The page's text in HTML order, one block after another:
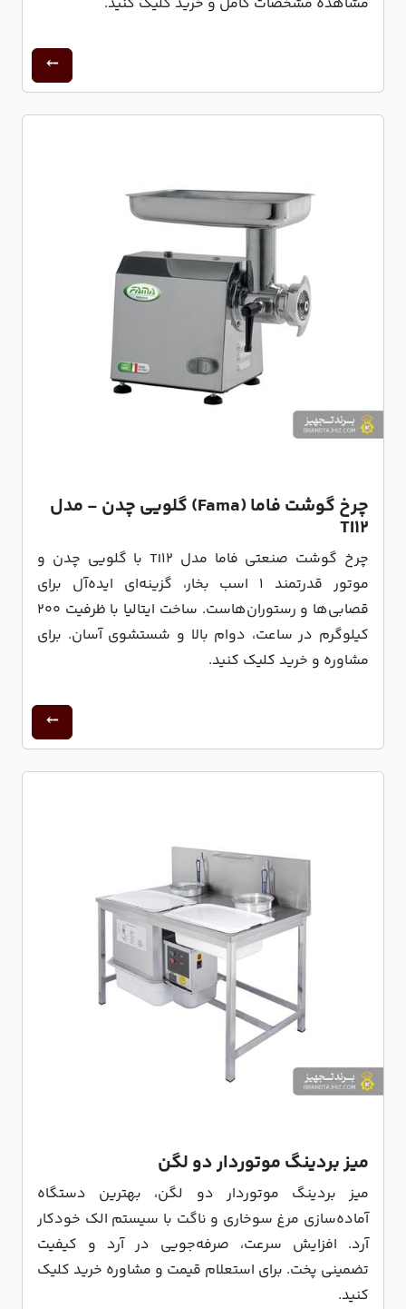
چرخ گوشت فاما (Fama) گلویی چدن - مدل
TI12
چرخ گوشت صنعتی فاما مدل TI12 با گلویی چدن و
موتور قدرتمند ۱ اسب بخار، گزینه‌ای ایده‌آل برای
قصابی‌ها و رستوران‌هاست. ساخت ایتالیا با ظرفیت ۲۰۰
کیلوگرم در ساعت، دوام بالا و شستشوی آسان. برای
مشاوره و خرید کلیک کنید.
میز بردینگ موتوردار دو لگن
میز بردینگ موتوردار دو لگن، بهترین دستگاه
آماده‌سازی مرغ سوخاری و ناگت با سیستم الک خودکار
آرد. افزایش سرعت، صرفه‌جویی در آرد و کیفیت
تضمینی پخت. برای استعلام قیمت و مشاوره خرید کلیک
کنید.